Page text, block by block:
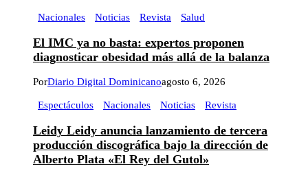
Nacionales Noticias Revista Salud
El IMC ya no basta: expertos proponen
diagnosticar obesidad más allá de la balanza
PorDiario Digital Dominicanoagosto 6, 2026
Espectáculos Nacionales Noticias Revista
Leidy Leidy anuncia lanzamiento de tercera
producción discográfica bajo la dirección de
Alberto Plata «El Rey del Gutol»